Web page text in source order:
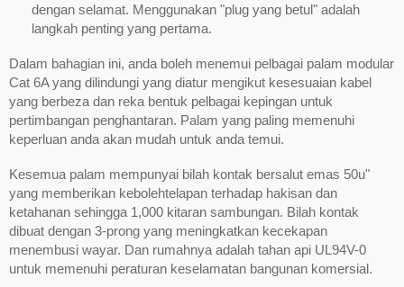
dengan selamat. Menggunakan "plug yang betul" adalah
langkah penting yang pertama.
Dalam bahagian ini, anda boleh menemui pelbagai palam modular
Cat 6A yang dilindungi yang diatur mengikut kesesuaian kabel
yang berbeza dan reka bentuk pelbagai kepingan untuk
pertimbangan penghantaran. Palam yang paling memenuhi
keperluan anda akan mudah untuk anda temui.
Kesemua palam mempunyai bilah kontak bersalut emas 50u"
yang memberikan kebolehtelapan terhadap hakisan dan
ketahanan sehingga 1,000 kitaran sambungan. Bilah kontak
dibuat dengan 3-prong yang meningkatkan kecekapan
menembusi wayar. Dan rumahnya adalah tahan api UL94V-0
untuk memenuhi peraturan keselamatan bangunan komersial.